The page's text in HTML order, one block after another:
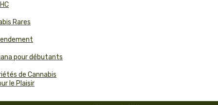
Rares
pour débutants
de Cannabis
le Plaisir